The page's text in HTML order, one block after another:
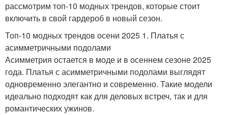
рассмотрим топ-10 модных трендов, которые стоит
включить в свой гардероб в новый сезон.
Топ-10 модных трендов осени 2025 1. Платья с
асимметричными подолами
Асимметрия остается в моде и в осеннем сезоне 2025
года. Платья с асимметричными подолами выглядят
одновременно элегантно и современно. Такие модели
идеально подходят как для деловых встреч, так и для
романтических ужинов.